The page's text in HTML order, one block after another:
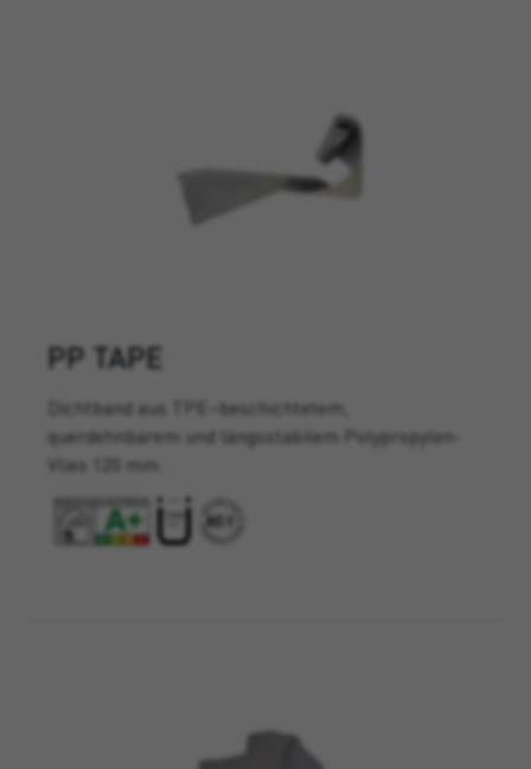
PP TAPE
Dichtband aus TPE–beschichtetem,
querdehnbarem und längsstabilem Polypropylen-
Vlies 120 mm.